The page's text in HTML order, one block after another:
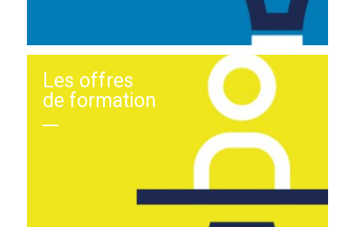
Les offres
de formation